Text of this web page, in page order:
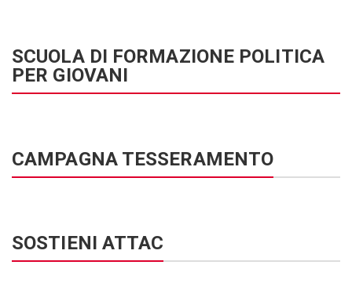
SCUOLA DI FORMAZIONE POLITICA
PER GIOVANI
CAMPAGNA TESSERAMENTO
SOSTIENI ATTAC